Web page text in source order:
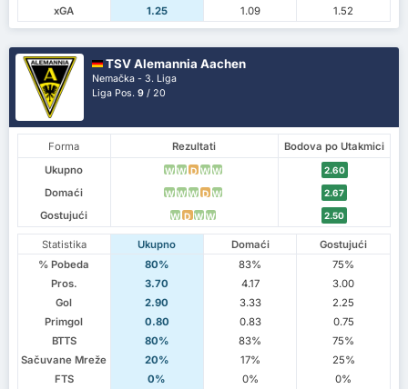
xGA
1.25 1.09 1.52
TSV Alemannia Aachen
Nemačka - 3. Liga
Liga Pos.9 / 20
Forma Rezultati
Bodova po Utakmici
Ukupno
W W D W W 2.60
Domaći W W W D W 2.67
Gostujući W D W W 2.50
Statistika Ukupno Domaći
Gostujući
% Pobeda
80% 83%
75%
Pros.
3.70 4.17
3.00
Gol
2.90 3.33
2.25
Primgol
0.80 0.83
0.75
BTTS
80% 83%
75%
Sačuvane Mreže
20% 17%
25%
FTS
0% 0%
0%